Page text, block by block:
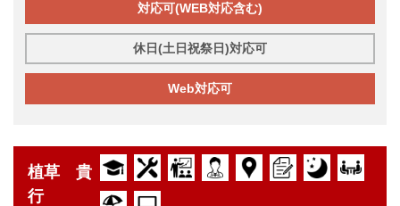
対応可(WEB対応含む)
休日(土日祝祭日)対応可
Web対応可
植草 貴
行